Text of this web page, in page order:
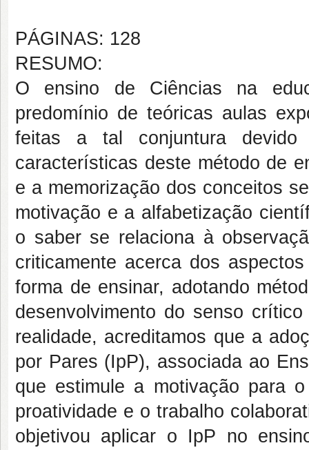
PÁGINAS: 128
RESUMO:
O ensino de Ciências na
predomínio de teóricas aulas
feitas a tal conjuntura
características deste método de
e a memorização dos conceitos
motivação e a alfabetização
o saber se relaciona à
criticamente acerca dos
forma de ensinar, adotando
desenvolvimento do senso
realidade, acreditamos que a
por Pares (IpP), associada ao
que estimule a motivação para
proatividade e o trabalho
objetivou aplicar o IpP no